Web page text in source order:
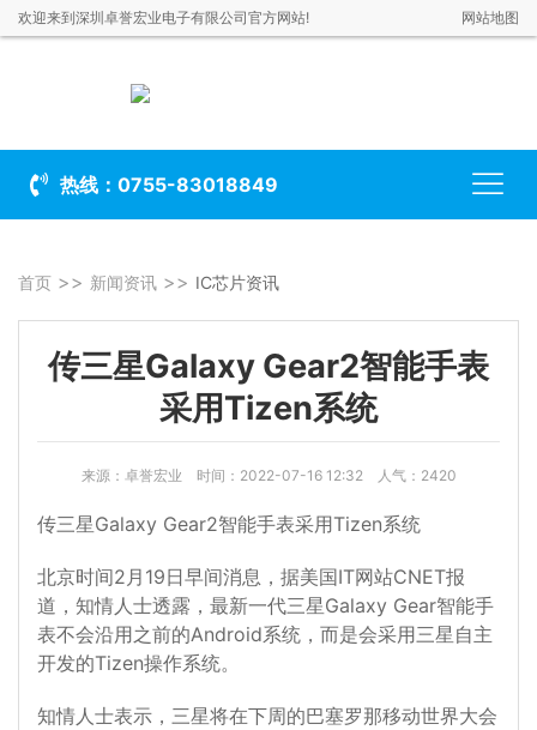
欢迎来到深圳卓誉宏业电子有限公司官方网站! 网站地图
热线：0755-83018849
首页 新闻资讯 IC芯片资讯
传三星Galaxy Gear2智能手表
采用Tizen系统
来源：卓誉宏业 时间：2022-07-16 12:32 人气：2420
传三星Galaxy Gear2智能手表采用Tizen系统
北京时间2月19日早间消息，据美国IT网站CNET报
道，知情人士透露，最新一代三星Galaxy Gear智能手
表不会沿用之前的Android系统，而是会采用三星自主
开发的Tizen操作系统。
知情人士表示，三星将在下周的巴塞罗那移动世界大会